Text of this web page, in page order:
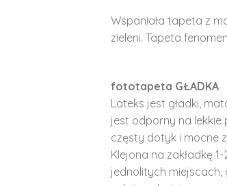
Wspaniała tapeta z
zieleni. Tapeta
fototapeta GŁADKA
Lateks jest gładki,
jest odporny na lekkie
częsty dotyk i mocne
Klejona na zakładkę
jednolitych miejscach,